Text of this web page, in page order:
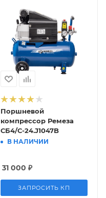
Поршневой
компрессор Ремеза
СБ4/С-24.J1047B
В НАЛИЧИИ
31 000 ₽
ЗАПРОСИТЬ КП